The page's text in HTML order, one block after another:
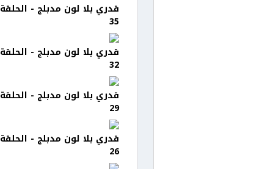
قدري بلا لون مدبلج - الحلقة
35
قدري بلا لون مدبلج - الحلقة
32
قدري بلا لون مدبلج - الحلقة
29
قدري بلا لون مدبلج - الحلقة
26